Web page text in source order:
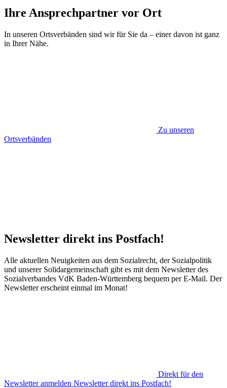
Ihre Ansprechpartner vor Ort
In unseren Ortsverbänden sind wir für Sie da – einer davon ist ganz
in Ihrer Nähe.
Zu unseren
Ortsverbänden
Newsletter direkt ins Postfach!
Alle aktuellen Neuigkeiten aus dem Sozialrecht, der Sozialpolitik
und unserer Solidargemeinschaft gibt es mit dem Newsletter des
Sozialverbandes VdK Baden-Württemberg bequem per E-Mail. Der
Newsletter erscheint einmal im Monat!
Direkt für den
Newsletter anmelden Newsletter direkt ins Postfach!